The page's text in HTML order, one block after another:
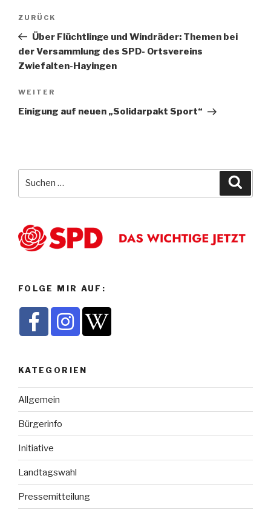
Beitragsnavigation
Vorheriger
Beitrag
ZURÜCK
Über Flüchtlinge und Windräder: Themen bei
der Versammlung des SPD- Ortsvereins
Zwiefalten-Hayingen
Nächster
Beitrag
WEITER
Einigung auf neuen „Solidarpakt Sport“
FOLGE MIR AUF:
KATEGORIEN
Allgemein
Bürgerinfo
Initiative
Landtagswahl
Pressemitteilung